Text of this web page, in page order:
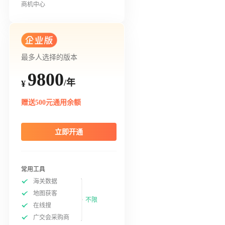
商机中心
最多人选择的版本
¥ 9800/年
赠送500元通用余额
立即开通
常用工具
海关数据
地图获客
在线搜
广交会采购商
不限